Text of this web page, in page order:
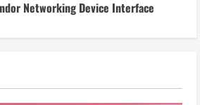
Networking Device Interface